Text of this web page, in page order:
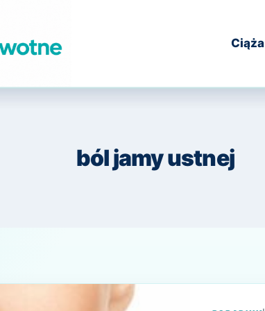
Ciąża
ból jamy ustnej